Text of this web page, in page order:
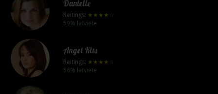
Danielle
Reitings: ★★★★☆
59% latviete
Angel Kiss
Reitings: ★★★★☆
56% latviete